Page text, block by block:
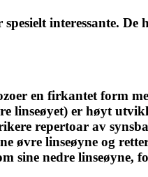
interessante. De
en firkantet form
linseøyet) er høyt
repertoar av
øvre linseøyne og
sine nedre